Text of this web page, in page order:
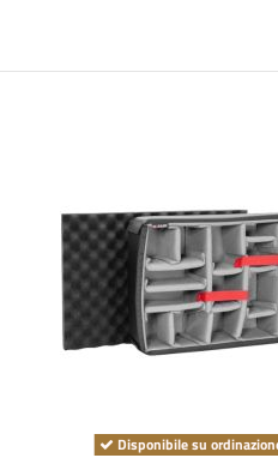
Disponibile su